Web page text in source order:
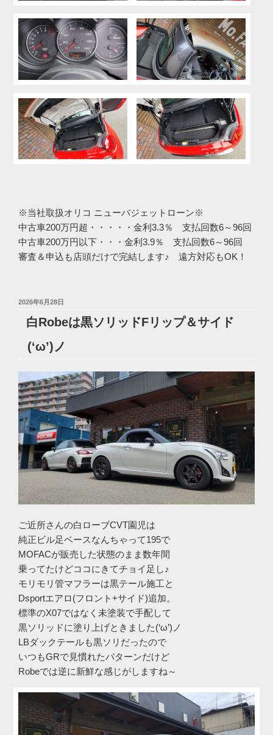
※当社取扱オリコ ニューバジェットローン※
中古車200万円超・・・・・金利3.3％ 支払回数6～96回
中古車200万円以下・・・金利3.9％ 支払回数6～96回
審査＆申込も店頭だけで完結します♪ 遠方対応もOK！
投
2026年6月28日
白Robeは黒ソリッドFリップ＆サイド
(‘ω’)ノ
ご近所さんの白ローブCVT園児は
純正ビル足ベースなんちゃって195で
MOFACが販売した状態のまま数年間
乗ってたけどココにきてチョイ足し♪
モリモリ管マフラーは黒テール施工と
Dsportエアロ(フロント+サイド)追加。
標準のX07ではなく未塗装で手配して
黒ソリッドに塗り上げときました(‘ω’)ノ
LBダックテールも黒ソリだったので
いつもGRで見慣れたパターンだけど
Robeでは逆に新鮮な感じがしますね～